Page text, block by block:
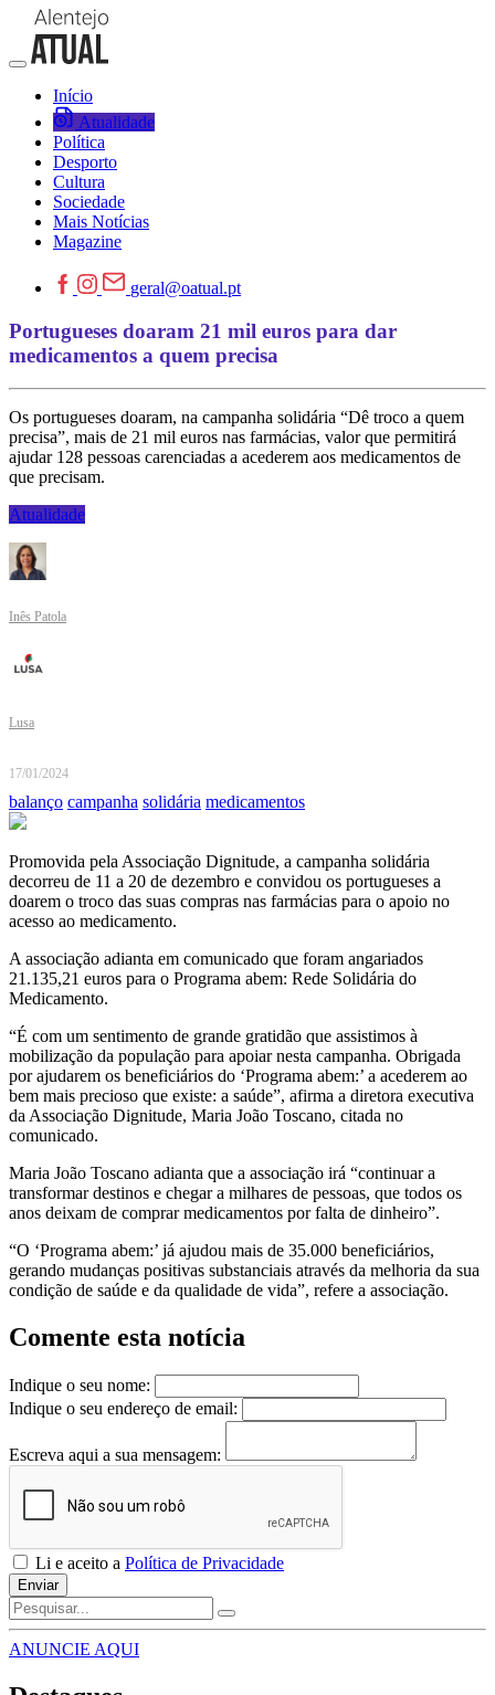
Início
Atualidade
Política
Desporto
Cultura
Sociedade
Mais Notícias
Magazine
geral@oatual.pt
Portugueses doaram 21 mil euros para dar
medicamentos a quem precisa
Os portugueses doaram, na campanha solidária “Dê troco a quem
precisa”, mais de 21 mil euros nas farmácias, valor que permitirá
ajudar 128 pessoas carenciadas a acederem aos medicamentos de
que precisam.
Atualidade
Inês Patola
Lusa
17/01/2024
balanço campanha solidária medicamentos
Promovida pela Associação Dignitude, a campanha solidária
decorreu de 11 a 20 de dezembro e convidou os portugueses a
doarem o troco das suas compras nas farmácias para o apoio no
acesso ao medicamento.
A associação adianta em comunicado que foram angariados
21.135,21 euros para o Programa abem: Rede Solidária do
Medicamento.
“É com um sentimento de grande gratidão que assistimos à
mobilização da população para apoiar nesta campanha. Obrigada
por ajudarem os beneficiários do ‘Programa abem:’ a acederem ao
bem mais precioso que existe: a saúde”, afirma a diretora executiva
da Associação Dignitude, Maria João Toscano, citada no
comunicado.
Maria João Toscano adianta que a associação irá “continuar a
transformar destinos e chegar a milhares de pessoas, que todos os
anos deixam de comprar medicamentos por falta de dinheiro”.
“O ‘Programa abem:’ já ajudou mais de 35.000 beneficiários,
gerando mudanças positivas substanciais através da melhoria da sua
condição de saúde e da qualidade de vida”, refere a associação.
Comente esta notícia
Indique o seu nome:
Indique o seu endereço de email:
Escreva aqui a sua mensagem:
Li e aceito a Política de Privacidade
Enviar
ANUNCIE AQUI